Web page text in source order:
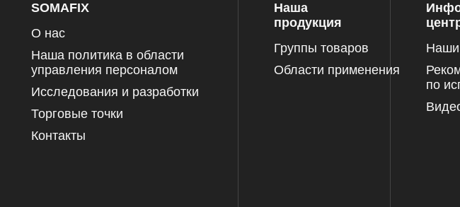
SOMAFIX
О нас
Наша политика в области
управления персоналом
Исследования и разработки
Торговые точки
Контакты
Наша
продукция
Группы товаров
Области применения
Наши
по